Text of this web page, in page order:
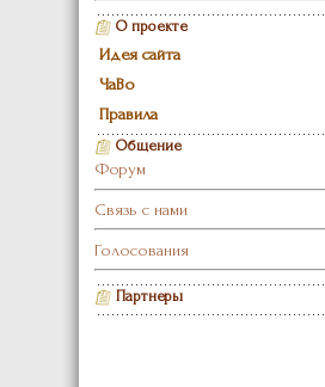
О проекте
Идея сайта
ЧаВо
Правила
Общение
Форум
Связь с нами
Голосования
Партнеры